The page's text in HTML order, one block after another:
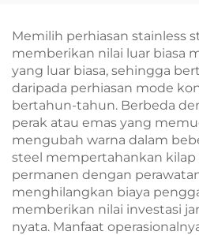
Sterling 925
Memilih perhiasan stainless
memberikan nilai luar biasa
yang luar biasa, sehingga
daripada perhiasan mode
bertahun-tahun. Berbeda
perak atau emas yang
mengubah warna dalam
steel mempertahankan kilap
permanen dengan
menghilangkan biaya
memberikan nilai investasi
nyata. Manfaat